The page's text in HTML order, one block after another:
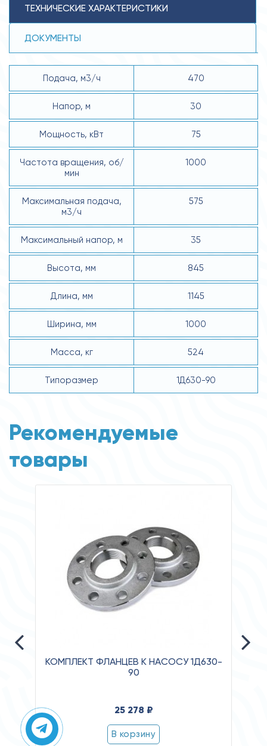
ТЕХНИЧЕСКИЕ ХАРАКТЕРИСТИКИ
ДОКУМЕНТЫ
Подача, м3/ч 470
Напор, м 30
Мощность, кВт 75
Частота вращения, об/
мин
1000
Максимальная подача,
м3/ч
575
Максимальный напор, м 35
Высота, мм 845
Длина, мм 1145
Ширина, мм 1000
Масса, кг 524
Типоразмер 1Д630-90
Рекомендуемые
товары
КОМПЛЕКТ ФЛАНЦЕВ К НАСОСУ 1Д630-
90
25 278 ₽
В корзину